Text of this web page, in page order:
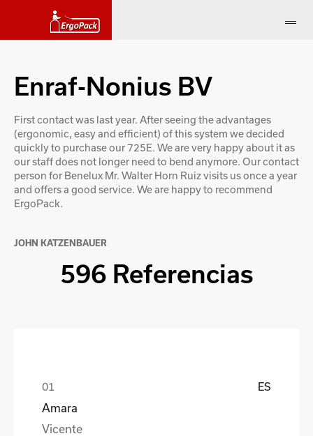
Enraf-Nonius BV
First contact was last year. After seeing the advantages
(ergonomic, easy and efficient) of this system we decided
quickly to purchase our 725E. We are very happy about it as
our staff does not longer need to bend anymore. Our contact
person for Benelux Mr. Walter Horn Ruiz visits us once a year
and offers a good service. We are happy to recommend
ErgoPack.
JOHN KATZENBAUER
596 Referencias
ES
Amara
Vicente